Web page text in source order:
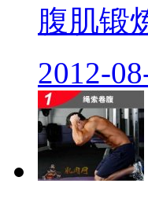
腹肌锻
2012-